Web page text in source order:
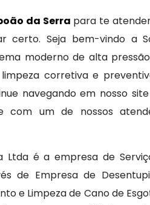
da Serra para te
certo. Seja bem-vindo a
moderno de alta
corretiva e
navegando em nosso
com um de nossos
Ltda é a empresa de
de Empresa de
e Limpeza de Cano de